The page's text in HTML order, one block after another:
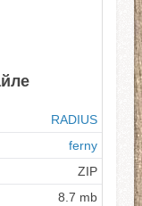
RADIUS
ferny
ZIP
8.7 mb